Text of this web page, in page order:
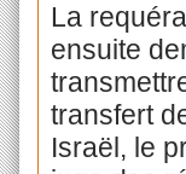
La
ensuite
transfert
Israël, le